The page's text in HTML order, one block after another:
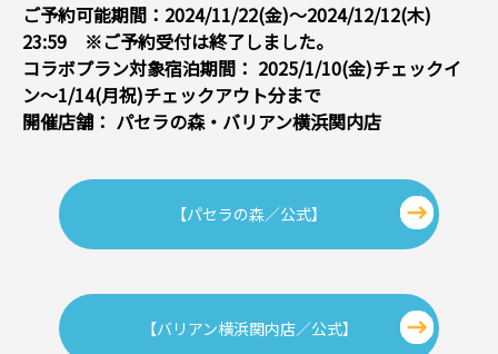
ご予約可能期間：2024/11/22(金)～2024/12/12(木)
23:59 ※ご予約受付は終了しました。
コラボプラン対象宿泊期間： 2025/1/10(金)チェックイ
ン～1/14(月祝)チェックアウト分まで
開催店舗： パセラの森・バリアン横浜関内店
【パセラの森／公式】
【バリアン横浜関内店／公式】